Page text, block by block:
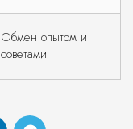
Обмен опытом и
советами